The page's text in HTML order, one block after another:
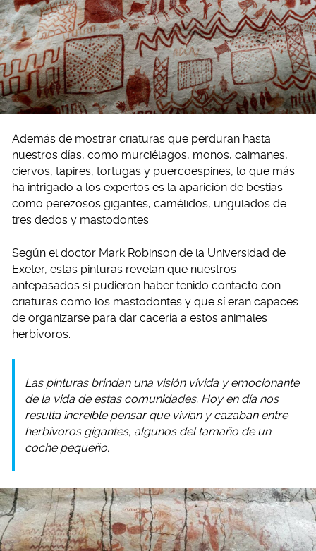
Además de mostrar criaturas que perduran hasta
nuestros días, como murciélagos, monos, caimanes,
ciervos, tapires, tortugas y puercoespines, lo que más
ha intrigado a los expertos es la aparición de bestias
como perezosos gigantes, camélidos, ungulados de
tres dedos y mastodontes.
Según el doctor Mark Robinson de la Universidad de
Exeter, estas pinturas revelan que nuestros
antepasados sí pudieron haber tenido contacto con
criaturas como los mastodontes y que sí eran capaces
de organizarse para dar cacería a estos animales
herbívoros.
Las pinturas brindan una visión vívida y emocionante
de la vida de estas comunidades. Hoy en día nos
resulta increíble pensar que vivían y cazaban entre
herbívoros gigantes, algunos del tamaño de un
coche pequeño.